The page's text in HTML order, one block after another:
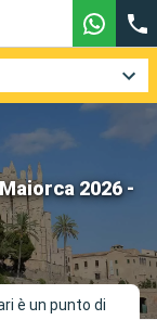
2026 -
è un punto di